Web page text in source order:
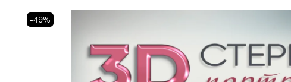
-49%